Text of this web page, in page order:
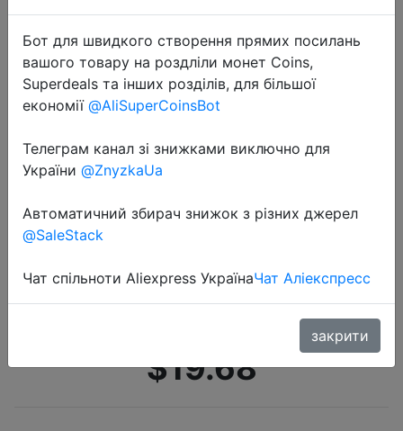
2022-04-28
Counter Ring для мусульман Zikr
Digital Tasbeeh 5 Молитвенное
напоминание о времени Bluetooth
водонепроницаемый
$19.68
Бот для швидкого створення прямих посилань
вашого товару на роздліли монет Coins,
Superdeals та інших розділів, для більшої
економії @AliSuperCoinsBot
Телеграм канал зі знижками виключно для
України @ZnyzkaUa
Автоматичний збирач знижок з різних джерел
@SaleStack
Чат спільноти Aliexpress УкраїнаЧат Аліекспресс
закрити